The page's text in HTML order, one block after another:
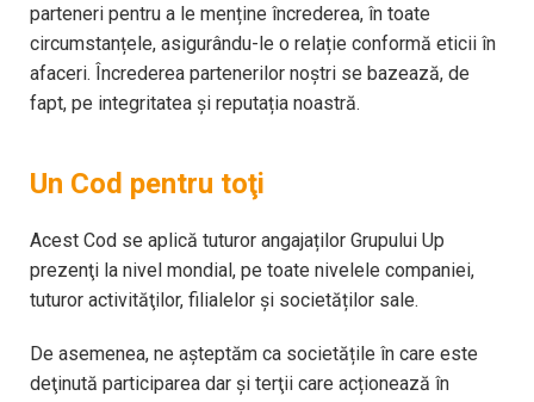
parteneri pentru a le menține încrederea, în toate
circumstanțele, asigurându-le o relație conformă eticii în
afaceri. Încrederea partenerilor noștri se bazează, de
fapt, pe integritatea și reputația noastră.
Un Cod pentru toţi
Acest Cod se aplică tuturor angajaților Grupului Up
prezenţi la nivel mondial, pe toate nivelele companiei,
tuturor activităţilor, filialelor și societăților sale.
De asemenea, ne așteptăm ca societățile în care este
deţinută participarea dar şi terţii care acționează în